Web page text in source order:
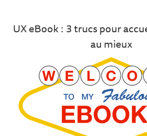
UX eBook : 3 trucs pour
au mieux